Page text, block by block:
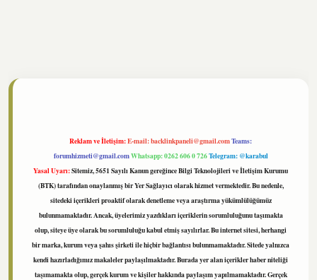
Reklam ve İletişim:E-mail:backlinkpaneli@gmail.comTeams:
forumhizmeti@gmail.comWhatsapp: 0262 606 0 726Telegram: @karabul
Yasal Uyarı:Sitemiz, 5651 Sayılı Kanun gereğince Bilgi Teknolojileri ve İletişim Kurumu
(BTK) tarafından onaylanmış bir Yer Sağlayıcı olarak hizmet vermektedir. Bu nedenle,
sitedeki içerikleri proaktif olarak denetleme veya araştırma yükümlülüğümüz
bulunmamaktadır. Ancak, üyelerimiz yazdıkları içeriklerin sorumluluğunu taşımakta
olup, siteye üye olarak bu sorumluluğu kabul etmiş sayılırlar. Bu internet sitesi, herhangi
bir marka, kurum veya şahıs şirketi ile hiçbir bağlantısı bulunmamaktadır. Sitede yalnızca
kendi hazırladığımız makaleler paylaşılmaktadır. Burada yer alan içerikler haber niteliği
taşımamakta olup, gerçek kurum ve kişiler hakkında paylaşım yapılmamaktadır. Gerçek